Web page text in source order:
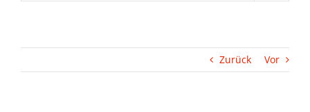
Zurück Vor